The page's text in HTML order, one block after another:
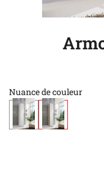
Nuance de couleur